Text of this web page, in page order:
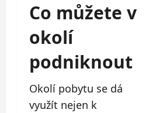
Co můžete v
okolí
podniknout
Okolí pobytu se dá
využít nejen k